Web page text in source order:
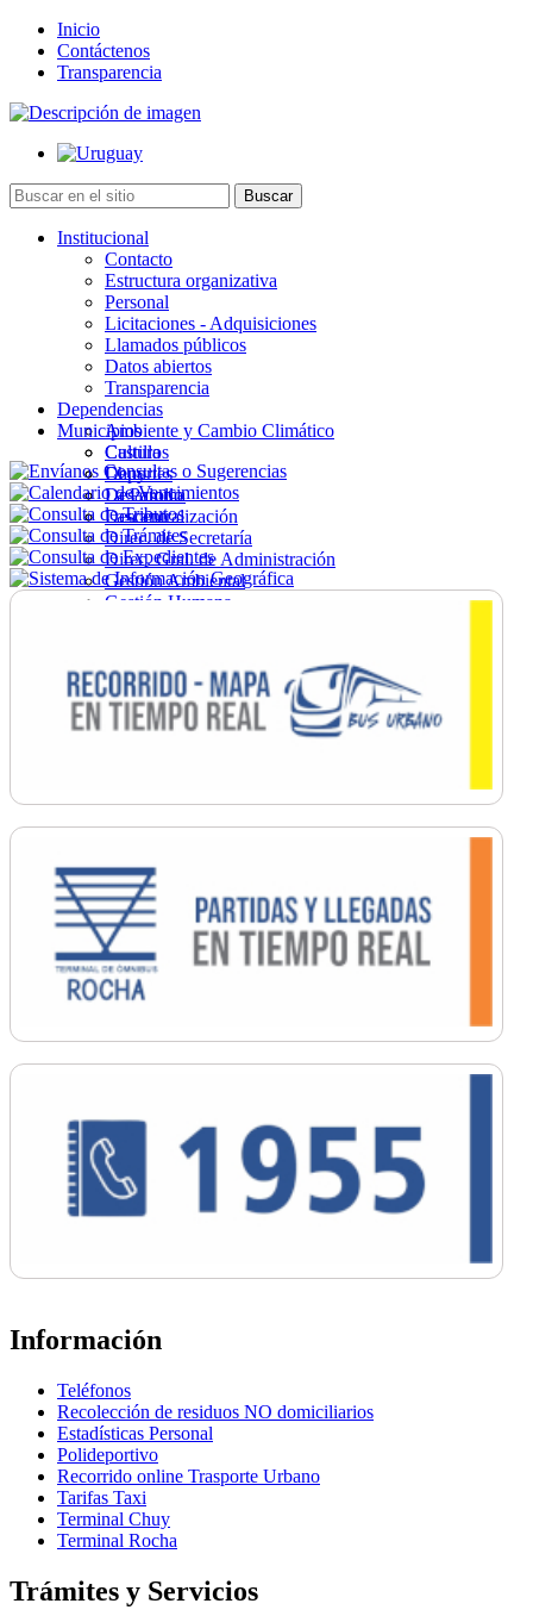
Inicio
Contáctenos
Transparencia
Institucional
Contacto
Estructura organizativa
Personal
Licitaciones - Adquisiciones
Llamados públicos
Datos abiertos
Transparencia
Dependencias
Ambiente y Cambio Climático
Cultura
Deportes
Desarrollo
Descentralización
Direc. de Secretaría
Direc. Gral. de Administración
Gestión Ambiental
Gestión Humana
Ordenamiento
Promoción Social
Salud
Secretaría General
Municipios
Castillos
Chuy
La Paloma
Lascano
Información
Teléfonos
Recolección de residuos NO domiciliarios
Estadísticas Personal
Polideportivo
Recorrido online Trasporte Urbano
Tarifas Taxi
Terminal Chuy
Terminal Rocha
Trámites y Servicios